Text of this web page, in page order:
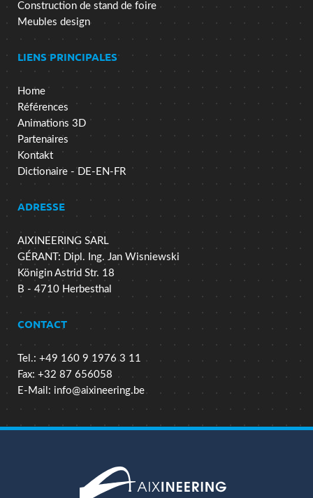
Construction de stand de foire
Meubles design
LIENS PRINCIPALES
Home
Références
Animations 3D
Partenaires
Kontakt
Dictionaire - DE-EN-FR
ADRESSE
AIXINEERING SARL
GÉRANT: Dipl. Ing. Jan Wisniewski
Königin Astrid Str. 18
B - 4710 Herbesthal
CONTACT
Tel.: +49 160 9 1976 3 11
Fax: +32 87 656058
E-Mail: info@aixineering.be